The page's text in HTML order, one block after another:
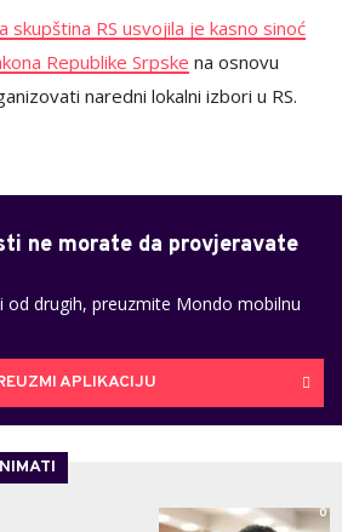
skupština RS usvojila je kasno sinoć
Republike Srpske na osnovu
naredni lokalni izbori u RS.
ne morate da provjeravate
od drugih, preuzmite Mondo mobilnu
APLIKACIJU
0